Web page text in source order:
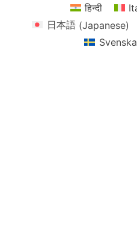
हिन्दी
日本語(Japanese)
Svenska